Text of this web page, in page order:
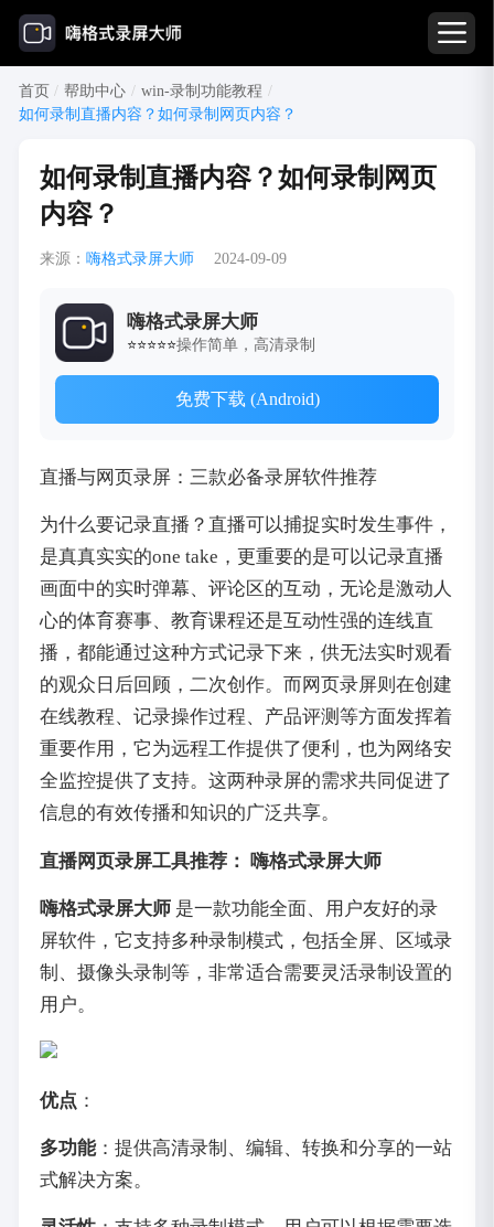
首页 / 帮助中心 / win-录制功能教程 /
如何录制直播内容？如何录制网页内容？
如何录制直播内容？如何录制网页
内容？
来源： 嗨格式录屏大师 2024-09-09
嗨格式录屏大师
⭐⭐⭐⭐⭐操作简单，高清录制
免费下载 (Android)
直播与网页录屏：三款必备录屏软件推荐
为什么要记录直播？直播可以捕捉实时发生事件，
是真真实实的one take，更重要的是可以记录直播
画面中的实时弹幕、评论区的互动，无论是激动人
心的体育赛事、教育课程还是互动性强的连线直
播，都能通过这种方式记录下来，供无法实时观看
的观众日后回顾，二次创作。而网页录屏则在创建
在线教程、记录操作过程、产品评测等方面发挥着
重要作用，它为远程工作提供了便利，也为网络安
全监控提供了支持。这两种录屏的需求共同促进了
信息的有效传播和知识的广泛共享。
直播网页录屏工具推荐： 嗨格式录屏大师
嗨格式录屏大师是一款功能全面、用户友好的录
屏软件，它支持多种录制模式，包括全屏、区域录
制、摄像头录制等，非常适合需要灵活录制设置的
用户。
优点 ：
多功能：提供高清录制、编辑、转换和分享的一站
式解决方案。